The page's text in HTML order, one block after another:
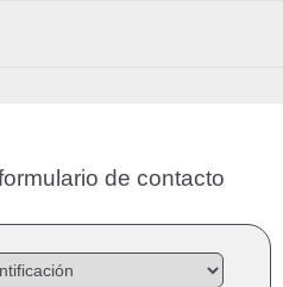
de contacto